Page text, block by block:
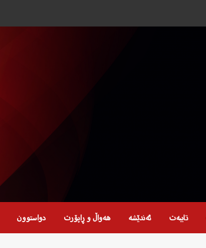
تایبەت ئەندێشە هەواڵ و ڕاپۆرت دواستوون